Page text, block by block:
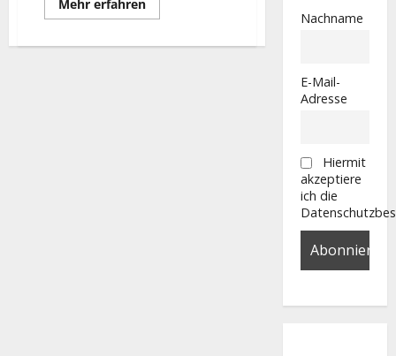
Mehr erfahren
Informationen
die
Nachname
E-Mail-
Adresse
Hiermit
akzeptiere
ich die